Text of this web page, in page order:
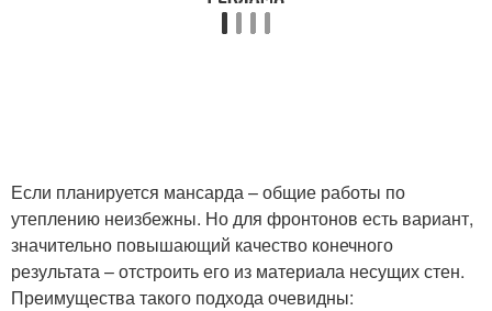
Если планируется мансарда – общие работы по
утеплению неизбежны. Но для фронтонов есть вариант,
значительно повышающий качество конечного
результата – отстроить его из материала несущих стен.
Преимущества такого подхода очевидны: